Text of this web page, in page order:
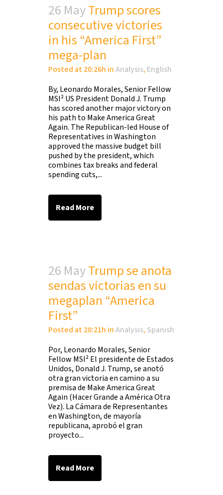
26 MayTrump scores
consecutive victories
in his “America First”
mega-plan
Posted at 20:26h inAnalysis, English
By, Leonardo Morales, Senior Fellow
MSI² US President Donald J. Trump
has scored another major victory on
his path to Make America Great
Again. The Republican-led House of
Representatives in Washington
approved the massive budget bill
pushed by the president, which
combines tax breaks and federal
spending cuts,...
Read More
26 MayTrump se anota
sendas victorias en su
megaplan “America
First”
Posted at 20:21h inAnalysis, Spanish
Por, Leonardo Morales, Senior
Fellow MSI² El presidente de Estados
Unidos, Donald J. Trump, se anotó
otra gran victoria en camino a su
premisa de Make America Great
Again (Hacer Grande a América Otra
Vez). La Cámara de Representantes
en Washington, de mayoría
republicana, aprobó el gran
proyecto...
Read More